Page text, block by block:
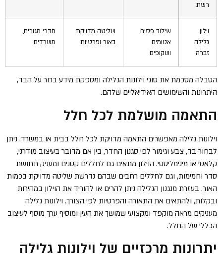
רשת
וילון
גלילה
זברה
שילוב פסים
אטומים
ושקופים
שליטה מדויקת
באור ופרטיות
חדרי מגורים,
משרדים
הטבלה מסכמת את סוגי וילונות הגלילה ומספקת מידע ברור על הבד,
היתרונות והשימושים האידיאליים שלהם.
התאמה מושלמת לכל חלל
וילונות גלילה מאפשרים התאמה מדויקת לכל חלל בבית או במשרד. ניתן
לבחור בד, צבע וגימור לפי סגנון החדר, בין אם מדובר בעיצוב מודרני,
קלאסי או מינימליסטי. הוילון מתאים גם לחללים קטנים ומעניק תחושת
סדר וחמימות, וגם לחללים רחבים שבהם נדרשת שליטה מדויקת בכמות
האור. בעזרת מנגנון הגלילה ניתן להרים או להוריד את הוילון במהירות
ובקלות, ולהתאים את התאורה והפרטיות לפי הצורך. וילונות גלילה
מעניקים מראה מוקפד ומקצועי שמושך את העין ומוסיף ערך מוסף לעיצוב
הכללי של החלל.
יתרונות מרכזיים של וילונות גלילה